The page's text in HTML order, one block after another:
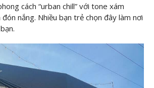
cách “urban chill” với tone xám
nắng. Nhiều bạn trẻ chọn đây làm nơi